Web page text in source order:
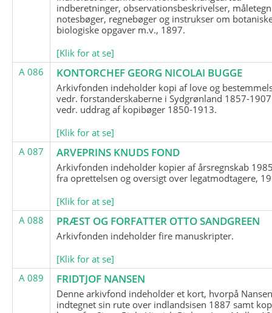
indberetninger, observationsbeskrivelser,
notesbøger, regnebøger og instrukser om
biologiske opgaver m.v., 1897.
[Klik for at se]
A 086
KONTORCHEF GEORG NICOLAI BUGGE
Arkivfonden indeholder kopi af love og
vedr. forstanderskaberne i Sydgrønland 1857-
vedr. uddrag af kopibøger 1850-1913.
[Klik for at se]
A 087
ARVEPRINS KNUDS FOND
Arkivfonden indeholder kopier af årsregnskab
fra oprettelsen og oversigt over legatmodtagere,
[Klik for at se]
A 088
PRÆST OG FORFATTER OTTO SANDGREEN
Arkivfonden indeholder fire manuskripter.
[Klik for at se]
A 089
FRIDTJOF NANSEN
Denne arkivfond indeholder et kort, hvorpå
indtegnet sin rute over indlandsisen 1887 samt